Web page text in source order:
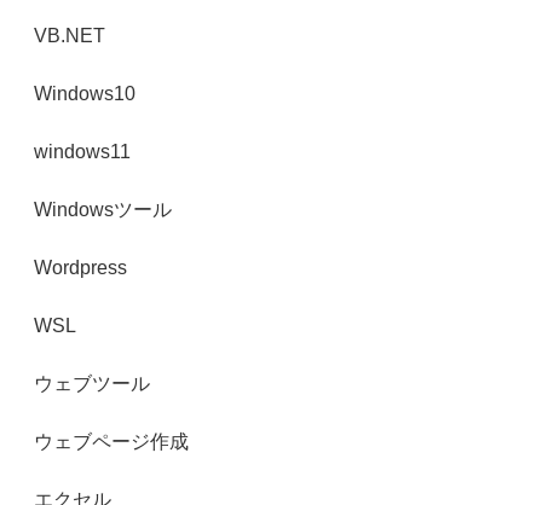
VB.NET
Windows10
windows11
Windowsツール
Wordpress
WSL
ウェブツール
ウェブページ作成
エクセル